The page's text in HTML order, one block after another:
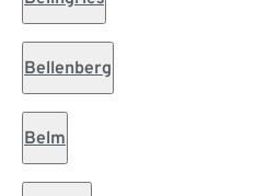
Bellenberg
Belm